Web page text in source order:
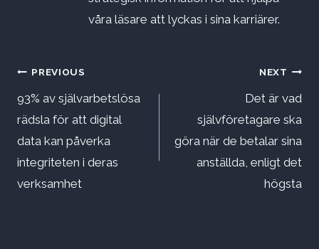
våra läsare att lyckas i sina karriärer.
Inläggsnavigering
PREVIOUS
93% av självarbetslösa
rädsla för att digital
data kan påverka
integriteten i deras
verksamhet
NEXT
Det är vad
självföretagare ska
göra när de betalar sina
anställda, enligt det
högsta